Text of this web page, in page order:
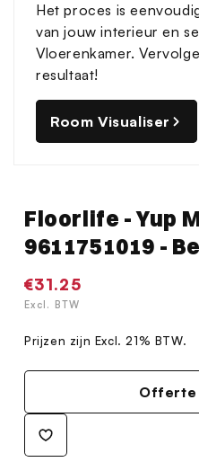
Het proces is
van jouw interieur en
Vloerenkamer.
resultaat!
Room Visualiser
Floorlife - Yup
9611751019 -
Normale
prijs
€31.25
Excl. BTW
Prijzen zijn Excl. 21% BTW.
Offerte